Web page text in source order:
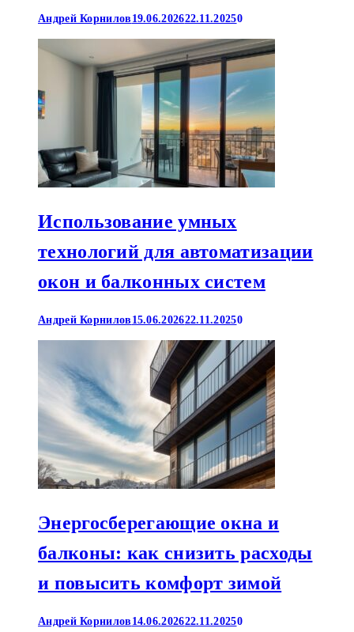
Андрей Корнилов 19.06.202622.11.20250
Использование умных
технологий для автоматизации
окон и балконных систем
Андрей Корнилов 15.06.202622.11.20250
Энергосберегающие окна и
балконы: как снизить расходы
и повысить комфорт зимой
Андрей Корнилов 14.06.202622.11.20250